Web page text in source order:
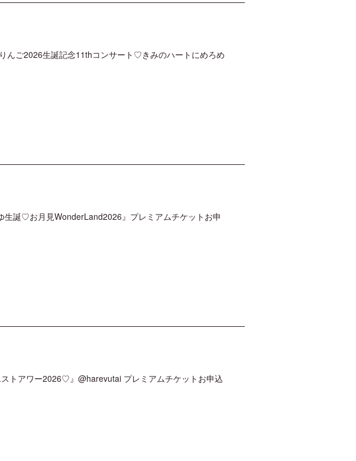
んご2026生誕記念11thコンサート♡きみのハートにめろめ
生誕♡お月見WonderLand2026』プレミアムチケットお申
トアワー2026♡』@harevutai プレミアムチケットお申込